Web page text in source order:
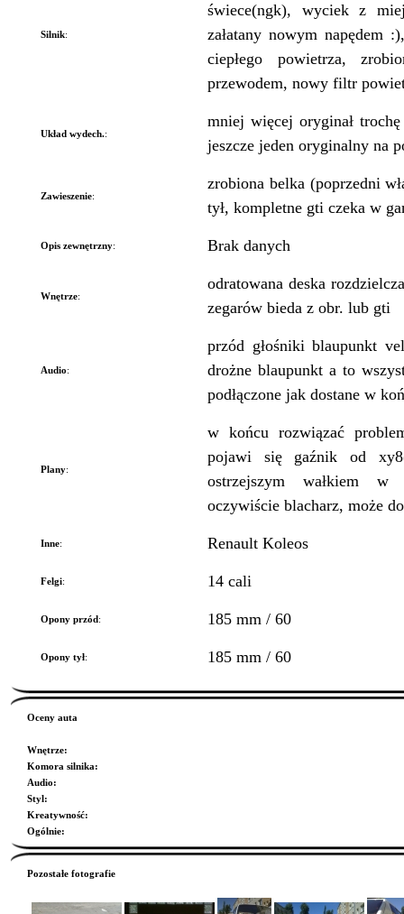
Silnik:
świece(ngk), wyciek z
załatany nowym napędem
ciepłego powietrza,
przewodem, nowy filtr
Układ wydech.:
mniej więcej oryginał
jeszcze jeden oryginalny na
Zawieszenie:
zrobiona belka (poprzedni
tył, kompletne gti czeka w
Opis zewnętrzny: Brak danych
Wnętrze:
odratowana deska
zegarów bieda z obr. lub gti
Audio:
przód głośniki blaupunkt
drożne blaupunkt a to
podłączone jak dostane w
Plany:
w końcu rozwiązać
pojawi się gaźnik od
ostrzejszym wałkiem w
oczywiście blacharz, może
Inne: Renault Koleos
Felgi: 14 cali
Opony przód: 185 mm / 60
Opony tył: 185 mm / 60
Oceny auta
Wnętrze:
Komora silnika:
Audio:
Styl:
Kreatywność:
Ogólnie:
Pozostałe fotografie